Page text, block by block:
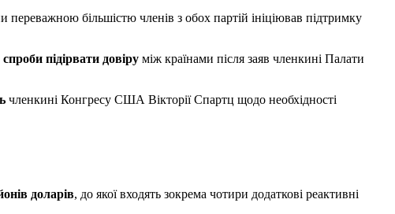
більшістю членів з обох партій ініціював підтримку
спроби підірвати довіру між країнами після заяв членкині Палати
членкині Конгресу США Вікторії Спартц щодо необхідності
доларів, до якої входять зокрема чотири додаткові реактивні